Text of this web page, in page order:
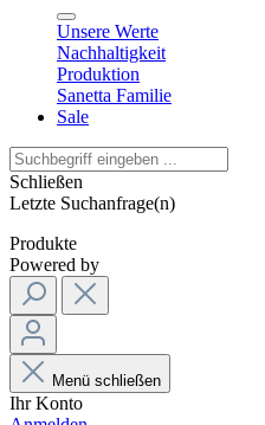
Unsere Werte
Nachhaltigkeit
Produktion
Sanetta Familie
Sale
Schließen
Letzte Suchanfrage(n)
Produkte
Powered by
Menü schließen
Ihr Konto